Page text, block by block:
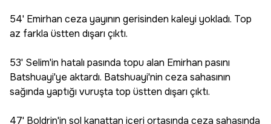
54' Emirhan ceza yayının gerisinden kaleyi yokladı. Top
az farkla üstten dışarı çıktı.
53' Selim'in hatalı pasında topu alan Emirhan pasını
Batshuayi'ye aktardı. Batshuayi'nin ceza sahasının
sağında yaptığı vuruşta top üstten dışarı çıktı.
47' Boldrin'in sol kanattan içeri ortasında ceza sahasında